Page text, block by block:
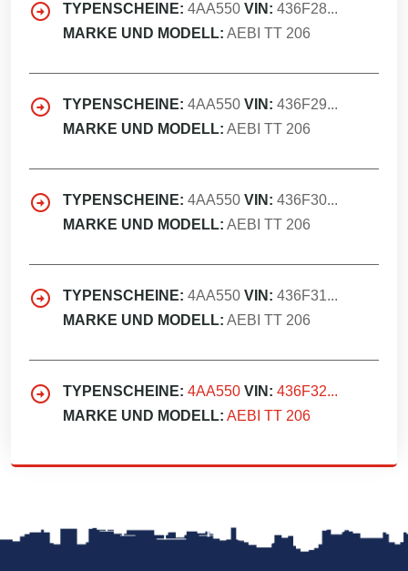
TYPENSCHEINE: 4AA550 VIN: 436F28...
MARKE UND MODELL: AEBI TT 206
TYPENSCHEINE: 4AA550 VIN: 436F29...
MARKE UND MODELL: AEBI TT 206
TYPENSCHEINE: 4AA550 VIN: 436F30...
MARKE UND MODELL: AEBI TT 206
TYPENSCHEINE: 4AA550 VIN: 436F31...
MARKE UND MODELL: AEBI TT 206
TYPENSCHEINE: 4AA550 VIN: 436F32...
MARKE UND MODELL: AEBI TT 206